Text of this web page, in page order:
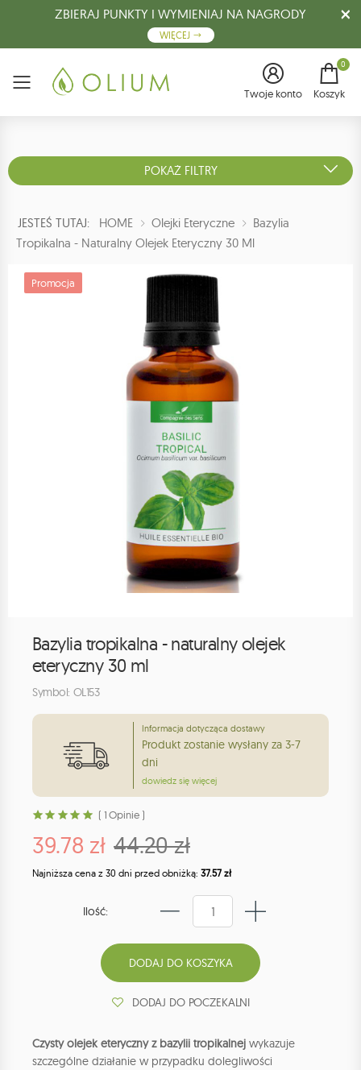
ZBIERAJ PUNKTY I WYMIENIAJ NA NAGRODY
WIĘCEJ
Menu Twoje konto
0
Koszyk
POKAŻ FILTRY
JESTEŚ TUTAJ: HOME Olejki Eteryczne
Bazylia
Tropikalna - Naturalny Olejek Eteryczny 30 Ml
Promocja
Bazylia tropikalna - naturalny olejek
eteryczny 30 ml
Symbol: OL153
Informacja dotycząca dostawy
Produkt zostanie wysłany za 3-7
dni
dowiedz się więcej
( 1 Opinie )
39.78 zł 44.20 zł
Najniższa cena z 30 dni przed obniżką: 37.57 zł
Ilość:
DODAJ DO POCZEKALNI
Czysty olejek eteryczny z bazylii tropikalnej wykazuje
szczególne działanie w przypadku dolegliwości